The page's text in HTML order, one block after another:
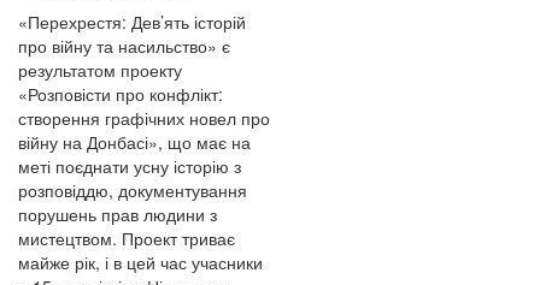
«Перехрестя: Дев’ять історій
про війну та насильство» є
результатом проекту
«Розповісти про конфлікт:
створення графічних новел про
війну на Донбасі», що має на
меті поєднати усну історію з
розповіддю, документування
порушень прав людини з
мистецтвом. Проект триває
майже рік, і в цей час учасники